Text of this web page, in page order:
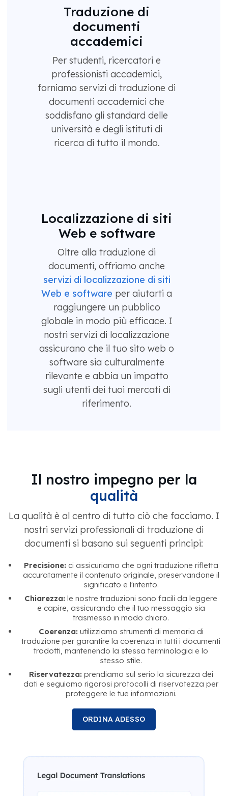
Traduzione di
documenti
accademici
Per studenti, ricercatori e
professionisti accademici,
forniamo servizi di traduzione di
documenti accademici che
soddisfano gli standard delle
università e degli istituti di
ricerca di tutto il mondo.
Localizzazione di siti
Web e software
Oltre alla traduzione di
documenti, offriamo anche
servizi di localizzazione di siti
Web e software per aiutarti a
raggiungere un pubblico
globale in modo più efficace. I
nostri servizi di localizzazione
assicurano che il tuo sito web o
software sia culturalmente
rilevante e abbia un impatto
sugli utenti dei tuoi mercati di
riferimento.
Il nostro impegno per la
qualità
La qualità è al centro di tutto ciò che facciamo. I
nostri servizi professionali di traduzione di
documenti si basano sui seguenti principi:
Precisione: ci assicuriamo che ogni traduzione rifletta
accuratamente il contenuto originale, preservandone il
significato e l'intento.
Chiarezza: le nostre traduzioni sono facili da leggere
e capire, assicurando che il tuo messaggio sia
trasmesso in modo chiaro.
Coerenza: utilizziamo strumenti di memoria di
traduzione per garantire la coerenza in tutti i documenti
tradotti, mantenendo la stessa terminologia e lo
stesso stile.
Riservatezza: prendiamo sul serio la sicurezza dei
dati e seguiamo rigorosi protocolli di riservatezza per
proteggere le tue informazioni.
ORDINA ADESSO